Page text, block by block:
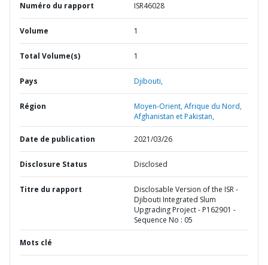
Numéro du rapport ISR46028
Volume 1
Total Volume(s) 1
Pays Djibouti,
Région
Moyen-Orient, Afrique du Nord,
Afghanistan et Pakistan,
Date de publication 2021/03/26
Disclosure Status Disclosed
Titre du rapport
Disclosable Version of the ISR -
Djibouti Integrated Slum
Upgrading Project - P162901 -
Sequence No : 05
Mots clé